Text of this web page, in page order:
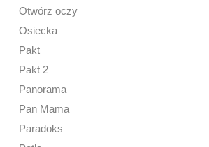
Otwórz oczy
Osiecka
Pakt
Pakt 2
Panorama
Pan Mama
Paradoks